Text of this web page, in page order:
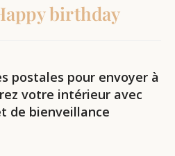
birthday
postales pour envoyer à
votre intérieur avec
de bienveillance